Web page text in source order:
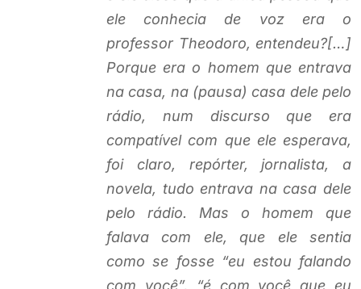
ele conhecia de voz era o
professor Theodoro, entendeu?[…]
Porque era o homem que entrava
na casa, na (pausa) casa dele pelo
rádio, num discurso que era
compatível com que ele esperava,
foi claro, repórter, jornalista, a
novela, tudo entrava na casa dele
pelo rádio. Mas o homem que
falava com ele, que ele sentia
como se fosse “eu estou falando
com você”, “é com você que eu